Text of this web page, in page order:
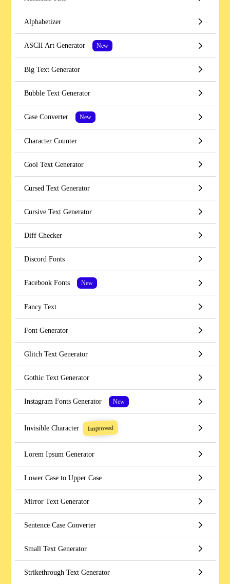
Alphabetizer
ASCII Art Generator New
Big Text Generator
Bubble Text Generator
Case Converter New
Character Counter
Cool Text Generator
Cursed Text Generator
Cursive Text Generator
Diff Checker
Discord Fonts
Facebook Fonts New
Fancy Text
Font Generator
Glitch Text Generator
Gothic Text Generator
Instagram Fonts Generator New
Invisible Character Improved
Lorem Ipsum Generator
Lower Case to Upper Case
Mirror Text Generator
Sentence Case Converter
Small Text Generator
Strikethrough Text Generator